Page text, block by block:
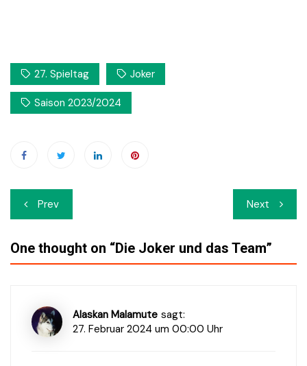
27. Spieltag Joker
Saison 2023/2024
Beitrags-
Navigation
Prev Next
One thought on “Die Joker und das Team”
Alaskan Malamute sagt:
27. Februar 2024 um 00:00 Uhr